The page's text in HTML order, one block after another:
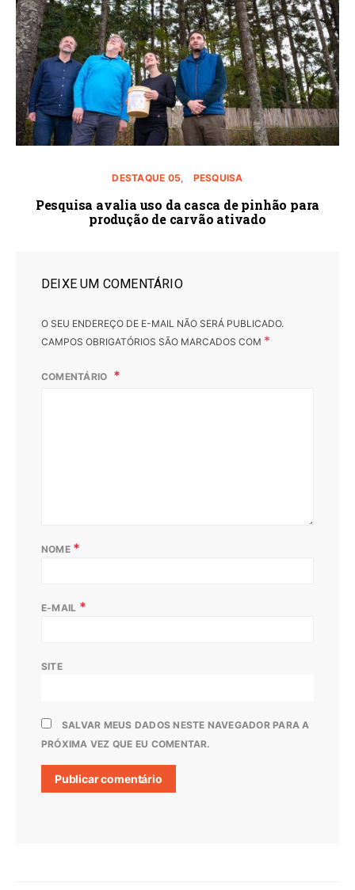
DESTAQUE 05 PESQUISA
Pesquisa avalia uso da casca de pinhão para
produção de carvão ativado
DEIXE UM COMENTÁRIO
O SEU ENDEREÇO DE E-MAIL NÃO SERÁ PUBLICADO.
CAMPOS OBRIGATÓRIOS SÃO MARCADOS COM *
COMENTÁRIO
NOME *
E-MAIL *
SITE
SALVAR MEUS DADOS NESTE NAVEGADOR PARA A
PRÓXIMA VEZ QUE EU COMENTAR.